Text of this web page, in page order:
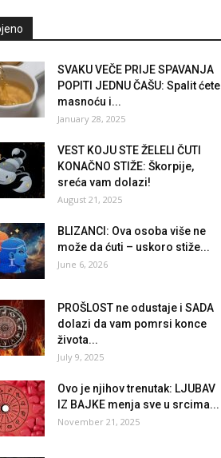
SVAKU VEČE PRIJE SPAVANJA
POPITI JEDNU ČAŠU: Spalit ćete
masnoću i...
January 28, 2025
VEST KOJU STE ŽELELI ČUTI
KONAČNO STIŽE: Škorpije,
sreća vam dolazi!
August 21, 2025
BLIZANCI: Ova osoba više ne
može da ćuti – uskoro stiže...
June 6, 2026
PROŠLOST ne odustaje i SADA
dolazi da vam pomrsi konce
života...
July 9, 2025
Ovo je njihov trenutak: LJUBAV
IZ BAJKE menja sve u srcima...
November 21, 2025